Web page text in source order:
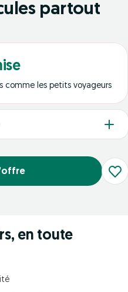
en toute
partout
comme les petits voyageurs